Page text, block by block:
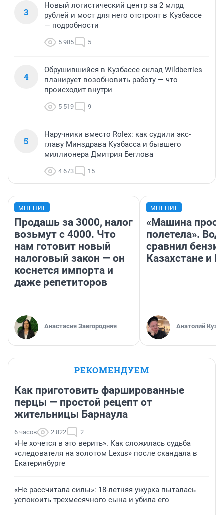
3
Новый логистический центр за 2 млрд
рублей и мост для него отстроят в Кузбассе
— подробности
5 985 5
4
Обрушившийся в Кузбассе склад Wildberries
планирует возобновить работу — что
происходит внутри
5 519 9
5
Наручники вместо Rolex: как судили экс-
главу Минздрава Кузбасса и бывшего
миллионера Дмитрия Беглова
4 673 15
МНЕНИЕ
Продашь за 3000, налог
возьмут с 4000. Что
нам готовит новый
налоговый закон — он
коснется импорта и
даже репетиторов
Анастасия Завгородняя
МНЕНИЕ
«Машина
полетела».
сравнил
Казахстане и
Анатолий
РЕКОМЕНДУЕМ
Как приготовить фаршированные
перцы — простой рецепт от
жительницы Барнаула
6 часов 2 822 2
«Не хочется в это верить». Как сложилась судьба
«следователя на золотом Lexus» после скандала в
Екатеринбурге
«Не рассчитала силы»: 18-летняя ужурка пыталась
успокоить трехмесячного сына и убила его